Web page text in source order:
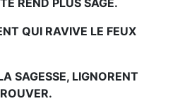
QUI RAVIVE LE FEUX
SAGESSE, LIGNORENT